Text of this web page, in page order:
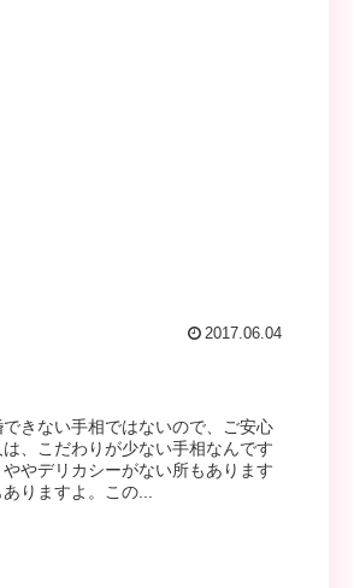
2017.06.04
きない手相ではないので、ご安心
、こだわりが少ない手相なんです
やデリカシーがない所もあります
りますよ。この...